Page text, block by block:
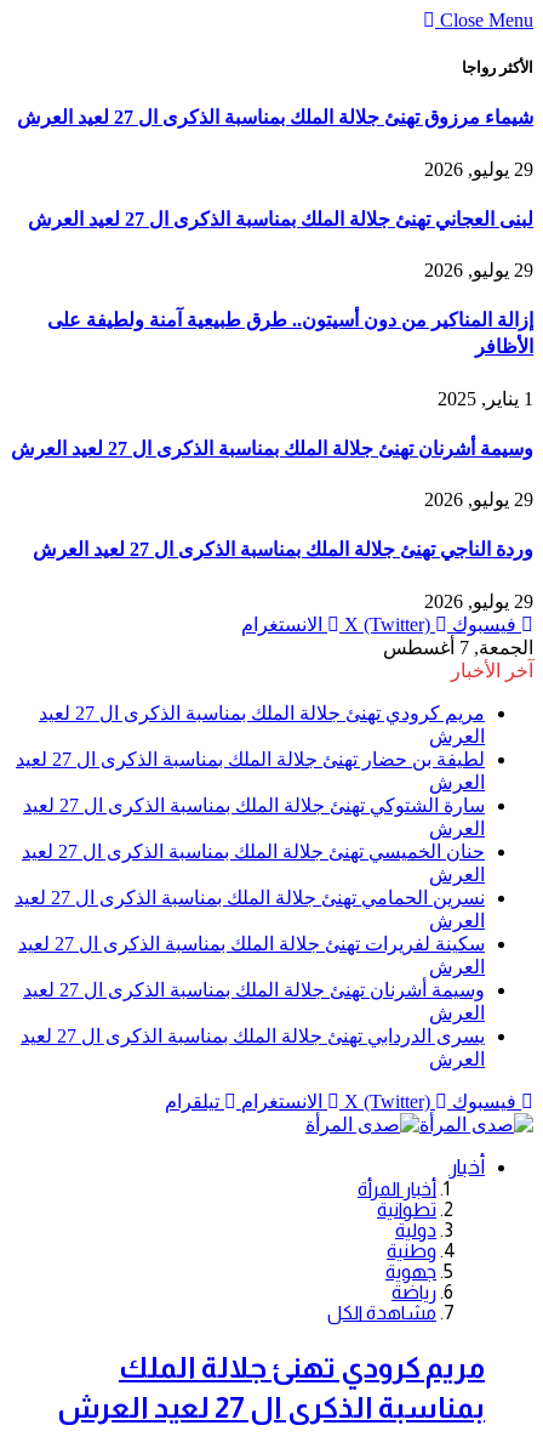
Close Menu
الأكثر رواجا
شيماء مرزوق تهنئ جلالة الملك بمناسبة الذكرى ال 27 لعيد العرش
29 يوليو, 2026
لبنى العجاني تهنئ جلالة الملك بمناسبة الذكرى ال 27 لعيد العرش
29 يوليو, 2026
إزالة المناكير من دون أسيتون.. طرق طبيعية آمنة ولطيفة على
الأظافر
1 يناير, 2025
وسيمة أشرنان تهنئ جلالة الملك بمناسبة الذكرى ال 27 لعيد العرش
29 يوليو, 2026
وردة الناجي تهنئ جلالة الملك بمناسبة الذكرى ال 27 لعيد العرش
29 يوليو, 2026
فيسبوك
X (Twitter)
الانستغرام
الجمعة, 7 أغسطس
آخر الأخبار
مريم كرودي تهنئ جلالة الملك بمناسبة الذكرى ال 27 لعيد
العرش
لطيفة بن حضار تهنئ جلالة الملك بمناسبة الذكرى ال 27 لعيد
العرش
سارة الشتوكي تهنئ جلالة الملك بمناسبة الذكرى ال 27 لعيد
العرش
حنان الخميسي تهنئ جلالة الملك بمناسبة الذكرى ال 27 لعيد
العرش
نسرين الحمامي تهنئ جلالة الملك بمناسبة الذكرى ال 27 لعيد
العرش
سكينة لفريرات تهنئ جلالة الملك بمناسبة الذكرى ال 27 لعيد
العرش
وسيمة أشرنان تهنئ جلالة الملك بمناسبة الذكرى ال 27 لعيد
العرش
يسرى الدردابي تهنئ جلالة الملك بمناسبة الذكرى ال 27 لعيد
العرش
فيسبوك X (Twitter) الانستغرام تيلقرام
أخبار
أخبار المرأة
تطوانية
دولية
وطنية
جهوية
رياضة
مشاهدة الكل
مريم كرودي تهنئ جلالة الملك
بمناسبة الذكرى ال 27 لعيد العرش